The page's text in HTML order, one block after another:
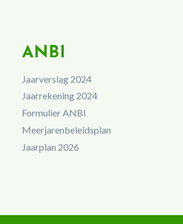
ANBI
Jaarverslag 2024
Jaarrekening 2024
Formulier ANBI
Meerjarenbeleidsplan
Jaarplan 2026